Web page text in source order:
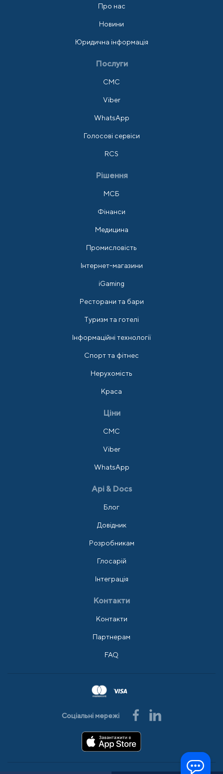
Про нас
Новини
Юридична інформація
Послуги
СМС
Viber
WhatsApp
Голосові сервіси
RCS
Рішення
МСБ
Фінанси
Медицина
Промисловість
Інтернет-магазини
iGaming
Ресторани та бари
Туризм та готелі
Інформаційні технології
Спорт та фітнес
Нерухомість
Краса
Ціни
СМС
Viber
WhatsApp
Api & Docs
Блог
Довідник
Розробникам
Глосарій
Інтеграція
Контакти
Контакти
Партнерам
FAQ
Соціальні мережі